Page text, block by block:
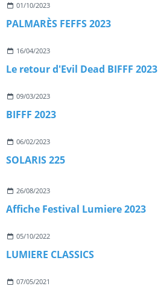
01/10/2023
PALMARÈS FEFFS 2023
16/04/2023
Le retour d'Evil Dead BIFFF 2023
09/03/2023
BIFFF 2023
06/02/2023
SOLARIS 225
26/08/2023
Affiche Festival Lumiere 2023
05/10/2022
­LUMIERE CLASSICS
07/05/2021